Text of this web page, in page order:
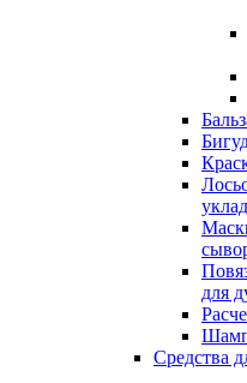
для
Средства